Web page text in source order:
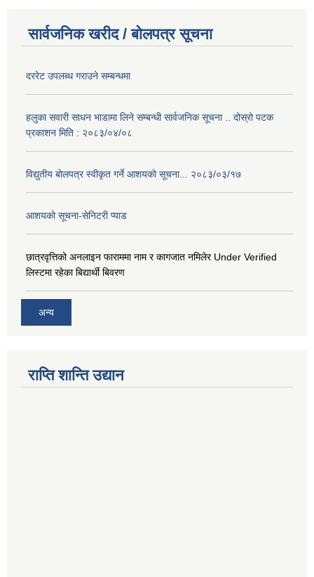
सार्वजनिक खरीद / बोलपत्र सूचना
दररेट उपलब्ध गराउने सम्बन्धमा
हलुका सवारी साधन भाडामा लिने सम्बन्धी सार्वजनिक सूचना .. दोस्रो पटक
प्रकाशन मिति : २०८३/०४/०८
विद्युतीय बोलपत्र स्वीकृत गर्ने आशयको सूचना... २०८३/०३/१७
आशयको सूचना-सेनिटरी प्याड
छात्रवृत्तिको अनलाइन फाराममा नाम र कागजात नमिलेर Under Verified
लिस्टमा रहेका बिद्यार्थी बिवरण
अन्य
राप्ति शान्ति उद्यान